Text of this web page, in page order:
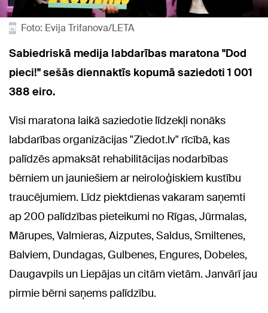
Foto: Evija Trifanova/LETA
Sabiedriskā medija labdarības maratona "Dod
pieci!" sešās diennaktīs kopumā saziedoti 1 001
388 eiro.
Visi maratona laikā saziedotie līdzekļi nonāks
labdarības organizācijas "Ziedot.lv" rīcībā, kas
palīdzēs apmaksāt rehabilitācijas nodarbības
bērniem un jauniešiem ar neiroloģiskiem kustību
traucējumiem. Līdz piektdienas vakaram saņemti
ap 200 palīdzības pieteikumi no Rīgas, Jūrmalas,
Mārupes, Valmieras, Aizputes, Saldus, Smiltenes,
Balviem, Dundagas, Gulbenes, Engures, Dobeles,
Daugavpils un Liepājas un citām vietām. Janvārī jau
pirmie bērni saņems palīdzību.